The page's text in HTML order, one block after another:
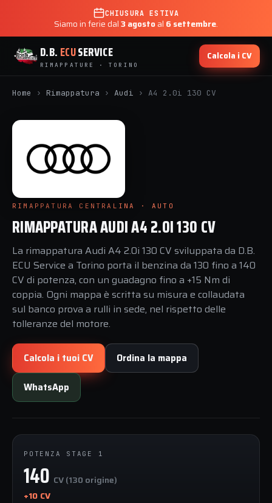
CHIUSURA ESTIVA
Siamo in ferie dal3 agostoal 6 settembre.
D.B. ECUSERVICE
RIMAPPATURE · TORINO
Calcola i CV
Home › Rimappatura › Audi › A4 2.0i 130 CV
RIMAPPATURA CENTRALINA · AUTO
RIMAPPATURA AUDI A4 2.0I 130 CV
La rimappatura Audi A4 2.0i 130 CV sviluppata da D.B.
ECU Service a Torino porta il benzina da 130 fino a 140
CV di potenza, con un guadagno fino a +15 Nm di
coppia. Ogni mappa è scritta su misura e collaudata
sul banco prova a rulli in sede, nel rispetto delle
tolleranze del motore.
Calcola i tuoi CV Ordina la mappa
WhatsApp
POTENZA STAGE 1
140 CV (130 origine)
+10 CV